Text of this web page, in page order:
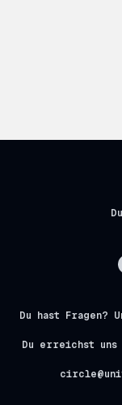
Du hast Fragen?
Du erreichst uns